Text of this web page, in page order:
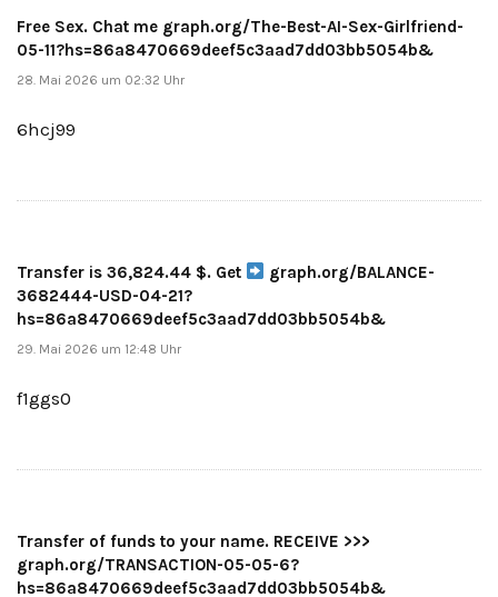
Free Sex. Chat me graph.org/The-Best-AI-Sex-Girlfriend-
05-11?hs=86a8470669deef5c3aad7dd03bb5054b&
28. Mai 2026 um 02:32 Uhr
6hcj99
Transfer is 36,824.44 $. Get
graph.org/BALANCE-
3682444-USD-04-21?
hs=86a8470669deef5c3aad7dd03bb5054b&
29. Mai 2026 um 12:48 Uhr
f1ggs0
Transfer of funds to your name. RECEIVE >>>
graph.org/TRANSACTION-05-05-6?
hs=86a8470669deef5c3aad7dd03bb5054b&